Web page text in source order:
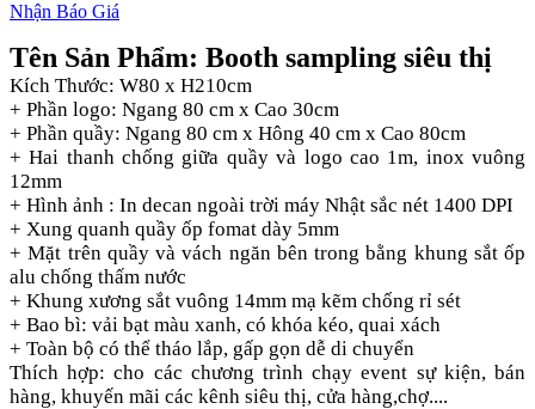
Tên Sản Phẩm: Booth sampling siêu thị
Kích Thước: W80 x H210cm
+ Phần logo: Ngang 80 cm x Cao 30cm
+ Phần quầy: Ngang 80 cm x Hông 40 cm x Cao 80cm
+ Hai thanh chống giữa quầy và logo cao 1m, inox vuông
12mm
+ Hình ảnh : In decan ngoài trời máy Nhật sắc nét 1400 DPI
+ Xung quanh quầy ốp fomat dày 5mm
+ Mặt trên quầy và vách ngăn bên trong bằng khung sắt ốp
alu chống thấm nước
+ Khung xương sắt vuông 14mm mạ kẽm chống rỉ sét
+ Bao bì: vải bạt màu xanh, có khóa kéo, quai xách
+ Toàn bộ có thể tháo lắp, gấp gọn dễ di chuyển
Thích hợp: cho các chương trình chạy event sự kiện, bán
hàng, khuyến mãi các kênh siêu thị, cửa hàng,chợ....